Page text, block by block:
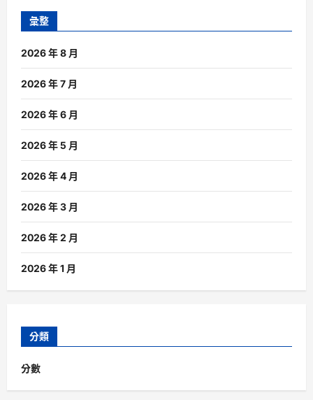
彙整
2026 年 8 月
2026 年 7 月
2026 年 6 月
2026 年 5 月
2026 年 4 月
2026 年 3 月
2026 年 2 月
2026 年 1 月
分類
分數